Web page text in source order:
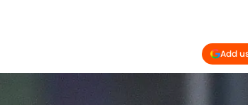
Add